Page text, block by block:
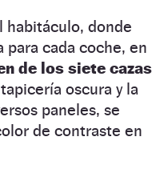
habitáculo, donde
para cada coche, en
de los siete cazas
oscura y la
paneles, se
de contraste en